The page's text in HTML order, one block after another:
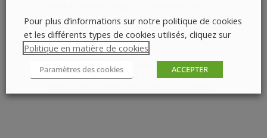
sujet sur le site de l’INAMI :
–La dématérialisation de la prescription
électronique
Plus d’informations sur la
dématérialisation et ce qui change pour le
Pour plus d’informations sur notre politique de cookies
et les différents types de cookies utilisés, cliquez sur
Politique en matière de cookies
Paramètres des cookies ACCEPTER